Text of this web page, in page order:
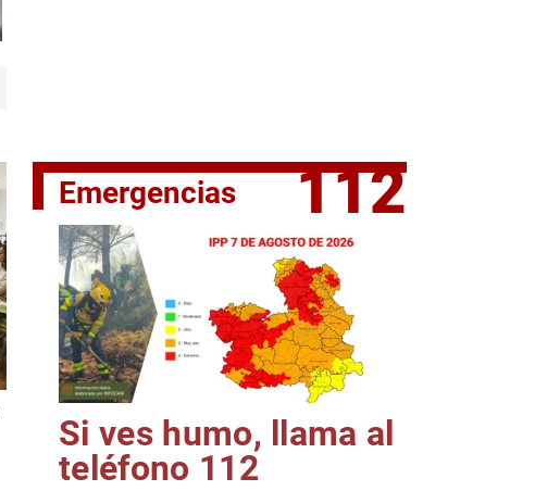
El jefe del Ejecutivo castellanomanchego, Emiliano García-
Emergencias 112
Si ves humo, llama al
teléfono 112